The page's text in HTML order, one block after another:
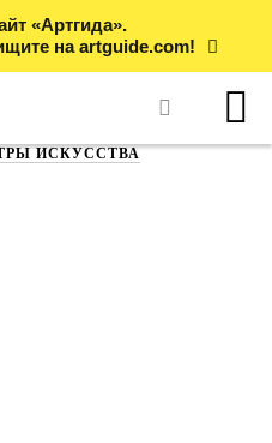
«Артгида».
на artguide.com!
ИСКУССТВА